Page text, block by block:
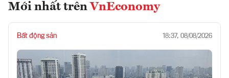
Mới nhất trên VnEconomy
Bất động sản 18:37, 08/08/2026